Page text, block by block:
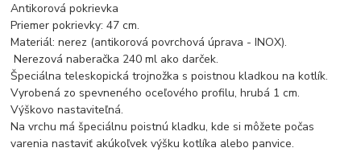
Antikorová pokrievka
Priemer pokrievky: 47 cm.
Materiál: nerez (antikorová povrchová úprava - INOX).
Nerezová naberačka 240 ml ako darček.
Špeciálna teleskopická trojnožka s poistnou kladkou na kotlík.
Vyrobená zo spevneného oceľového profilu, hrubá 1 cm.
Výškovo nastaviteľná.
Na vrchu má špeciálnu poistnú kladku, kde si môžete počas
varenia nastaviť akúkoľvek výšku kotlíka alebo panvice.